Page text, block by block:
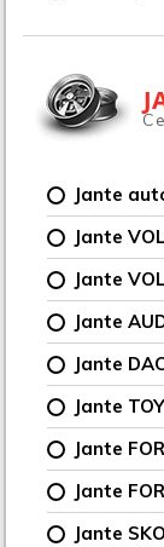
Jante
Jante
Jante
Jante
Jante
Jante
Jante
Jante
Jante